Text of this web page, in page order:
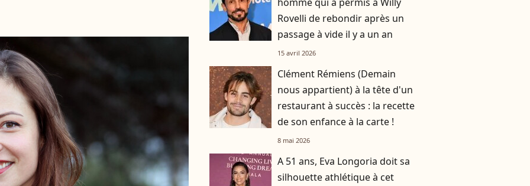
Rovelli de rebondir après un
passage à vide il y a un an
15 avril 2026
Clément Rémiens (Demain
nous appartient) à la tête d'un
restaurant à succès : la recette
de son enfance à la carte !
8 mai 2026
A 51 ans, Eva Longoria doit sa
silhouette athlétique à cet